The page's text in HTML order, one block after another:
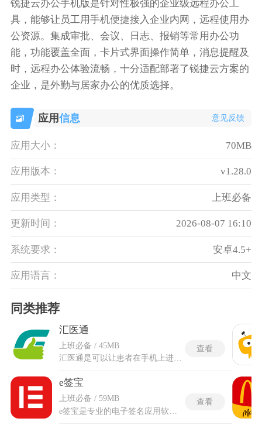
锐捷云办公手机版是针对性极强的企业级远程办公工
具，能够让员工用手机便捷接入企业内网，远程使用办
公资源。集成审批、会议、日志、报销等常用办公功
能，功能覆盖全面，卡片式界面操作简单，消息提醒及
时，远程办公体验流畅，十分适配部署了锐捷云方案的
企业，是外勤与居家办公的优质选择。
应用信息 意见反馈
应用大小： 70MB
应用版本： v1.28.0
应用类型： 上班必备
更新时间： 2026-08-07 16:10
系统要求： 安卓4.5+
应用语言： 中文
同类推荐
汇医通
上班必备 / 45MB
查看
e签宝
上班必备 / 59MB
查看